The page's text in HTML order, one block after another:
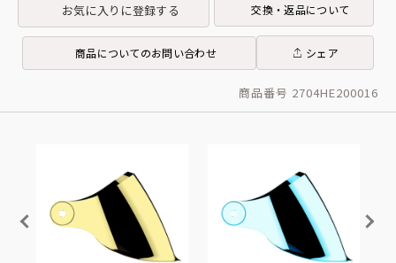
お気に入りに登録する 交換・返品について
商品についてのお問い合わせ シェア
商品番号 2704HE200016